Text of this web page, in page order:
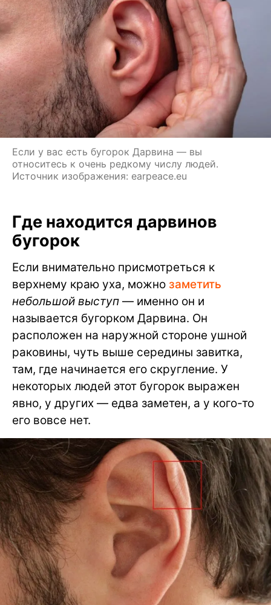
Если у вас есть бугорок Дарвина — вы
относитесь к очень редкому числу людей.
Источник изображения: earpeace.eu
Где находится дарвинов
бугорок
Если внимательно присмотреться к
верхнему краю уха, можно заметить
небольшой выступ — именно он и
называется бугорком Дарвина. Он
расположен на наружной стороне ушной
раковины, чуть выше середины завитка,
там, где начинается его скругление. У
некоторых людей этот бугорок выражен
явно, у других — едва заметен, а у кого-то
его вовсе нет.